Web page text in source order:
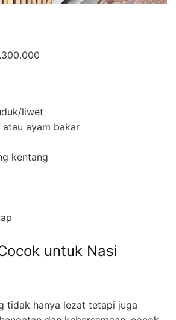
liwet
ayam bakar
kentang
untuk Nasi
tidak hanya lezat tetapi juga